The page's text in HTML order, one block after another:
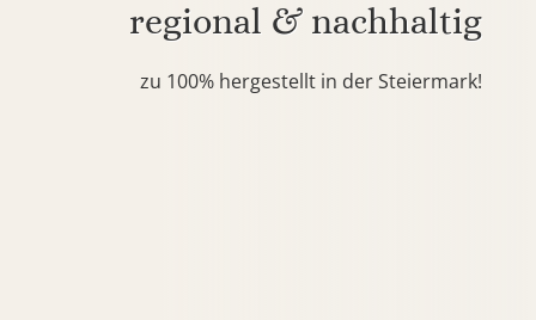
regional & nachhaltig
zu 100% hergestellt in der Steiermark!